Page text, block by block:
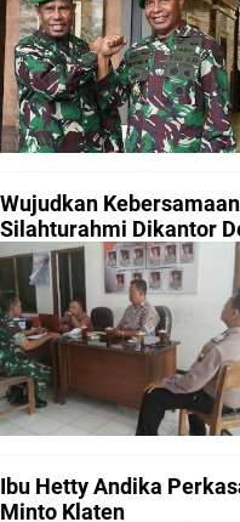
Wujudkan
Silahturahmi Dikantor
Ibu Hetty Andika
Minto Klaten